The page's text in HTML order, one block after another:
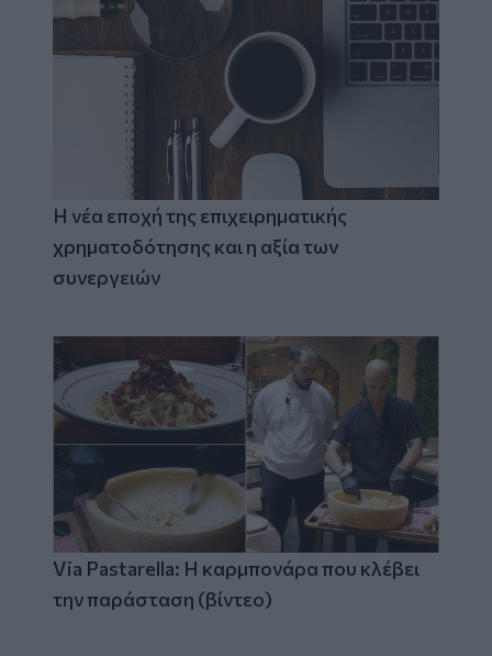
Η νέα εποχή της επιχειρηματικής
χρηματοδότησης και η αξία των
συνεργειών
Via Pastarella: Η καρμπονάρα που κλέβει
την παράσταση (βίντεο)